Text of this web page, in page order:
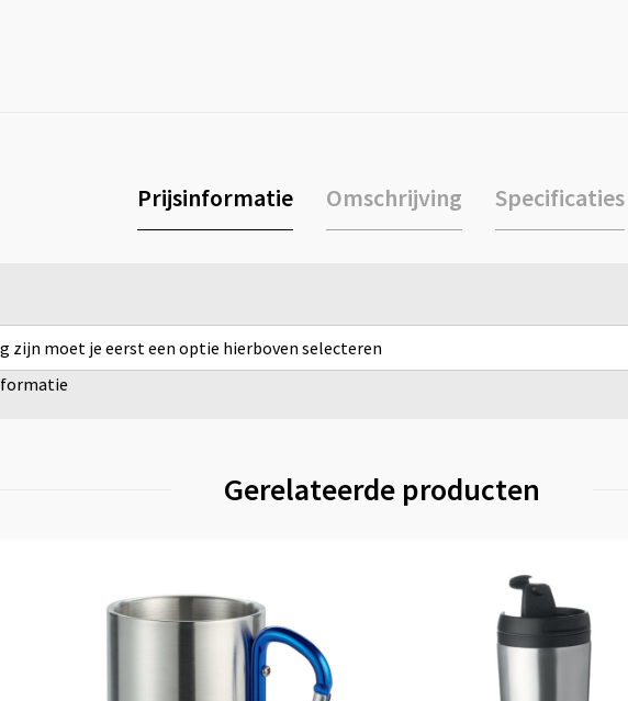
Prijsinformatie Omschrijving Specificaties
zijn moet je eerst een optie hierboven selecteren
Gerelateerde producten